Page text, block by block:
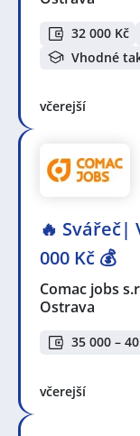
32 000 Kč
Vhodné
včerejší
🔥 Svářeč|
000 Kč 💰
Comac jobs
Ostrava
35 000 –
včerejší